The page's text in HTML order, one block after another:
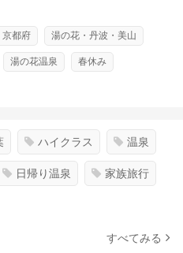
京都府 湯の花・丹波・美山
湯の花温泉 春休み
ハイクラス 温泉
日帰り温泉 家族旅行
すべてみる